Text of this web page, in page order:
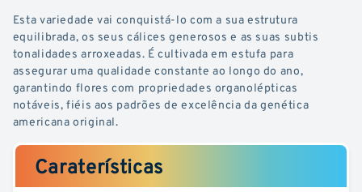
Esta variedade vai conquistá-lo com a sua estrutura
equilibrada, os seus cálices generosos e as suas subtis
tonalidades arroxeadas. É cultivada em estufa para
assegurar uma qualidade constante ao longo do ano,
garantindo flores com propriedades organolépticas
notáveis, fiéis aos padrões de excelência da genética
americana original.
Caraterísticas